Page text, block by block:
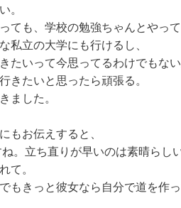
。
ても、学校の勉強ちゃんとやって
私立の大学にも行けるし、
たいって今思ってるわけでもな
きたいと思ったら頑張る。
ました。
もお伝えすると、
。立ち直りが早いのは素晴らし
て。
もきっと彼女なら自分で道を作